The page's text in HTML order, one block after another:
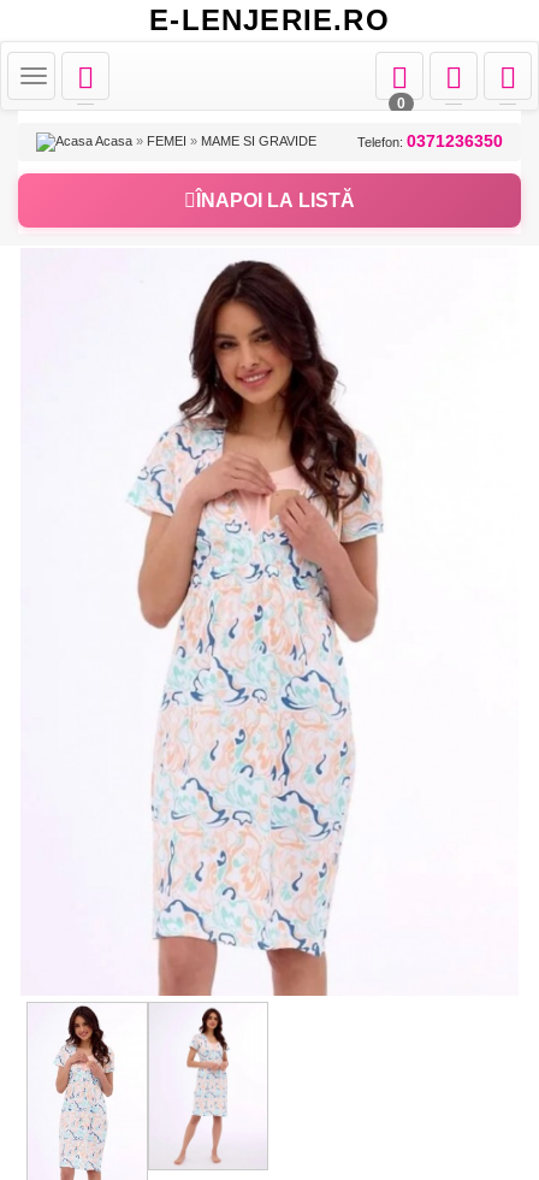
E-LENJERIE.RO
Toggle
navigation
Toggle
Toggle
navigation
Toggle
navigation
Toggle
navigation
0
Acasa » FEMEI » MAME SI GRAVIDE Telefon: 0371236350
ÎNAPOI LA LISTĂ